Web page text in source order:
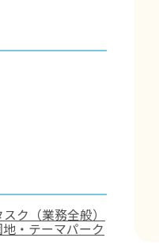
ク（業務全般）
地・テーマパーク